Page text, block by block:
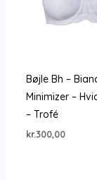
Bøjle Bh –
Minimizer –
– Trofé
kr.300,00